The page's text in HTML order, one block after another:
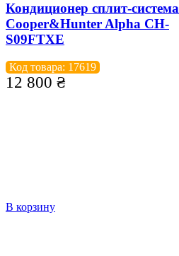
Кондиционер сплит-система
Cooper&Hunter Alpha CH-
S09FTXE
Код товара: 17619
12 800 ₴
В корзину